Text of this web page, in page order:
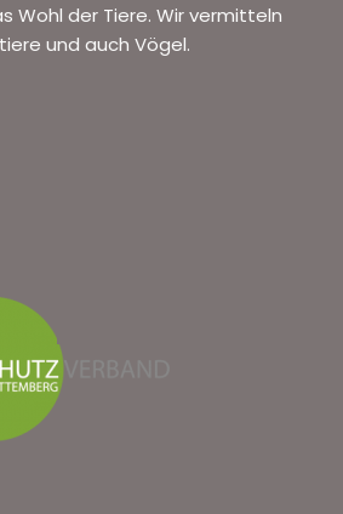
Wohl der Tiere. Wir vermitteln
und auch Vögel.